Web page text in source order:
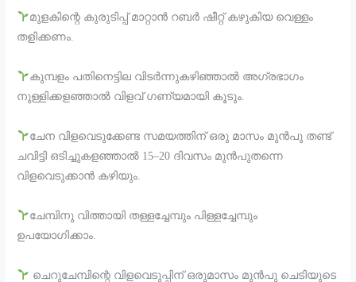
മുളകിന്റെ കുരുടിപ്പ് മാറ്റാൻ റബർ ഷീറ്റ് കഴുകിയ വെള്ളം
തളിക്കണം.
കുമ്പളം പതിനെട്ടില വിടർന്നുകഴിഞ്ഞാൽ അഗ്രഭാഗം
നുള്ളിക്കളഞ്ഞാൽ വിളവ് ഗണ്യമായി കൂടും.
ചേന വിളവെടുക്കേണ്ട സമയത്തിന് ഒരു മാസം മുൻപു തണ്ട്
ചവിട്ടി ഒടിച്ചുകളഞ്ഞാൽ 15–20 ദിവസം മുൻപുതന്നെ
വിളവെടുക്കാൻ കഴിയും.
ചേമ്പിനു വിത്തായി തള്ളച്ചേമ്പും പിള്ളച്ചേമ്പും
ഉപയോഗിക്കാം.
ചെറുചേമ്പിന്റെ വിളവെടുപ്പിന് ഒരുമാസം മുൻപു ചെടിയുടെ